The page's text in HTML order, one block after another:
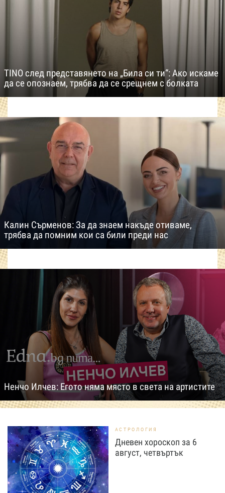
TINO след представянето на „Била си ти“: Ако искаме
да се опознаем, трябва да се срещнем с болката
Калин Сърменов: За да знаем накъде отиваме,
трябва да помним кои са били преди нас
Ненчо Илчев: Егото няма място в света на артистите
АСТРОЛОГИЯ
Дневен хороскоп за 6
август, четвъртък